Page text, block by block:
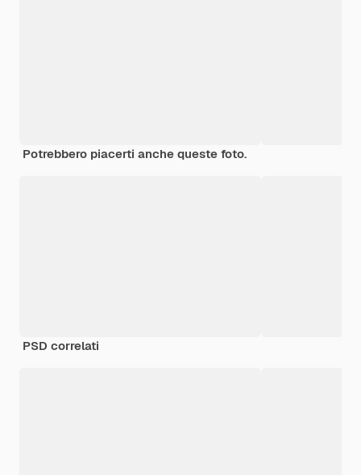
Potrebbero piacerti anche queste foto.
PSD correlati